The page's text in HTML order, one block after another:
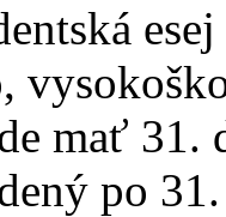
mať 31.
po